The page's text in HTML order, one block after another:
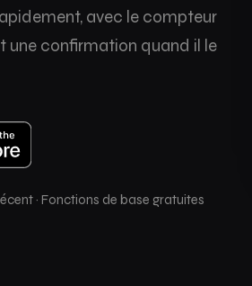
avec le compteur
une confirmation quand il le
· Fonctions de base gratuites